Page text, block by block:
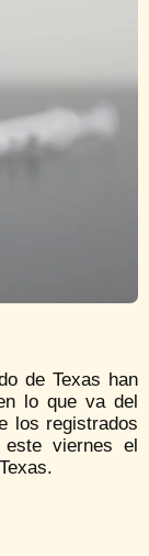
de Texas han
lo que va del
los registrados
viernes el